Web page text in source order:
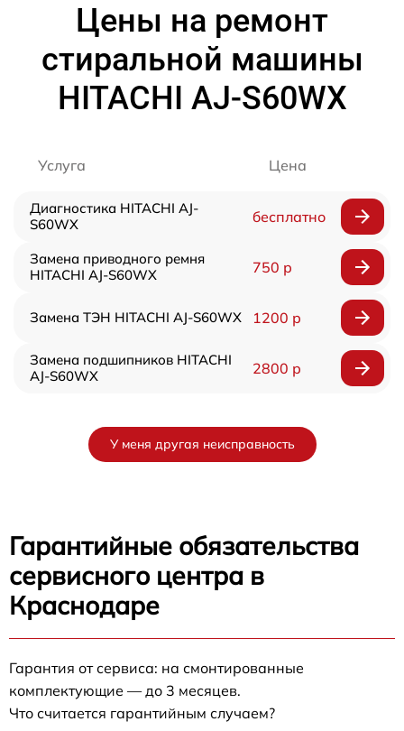
Цены на ремонт
стиральной машины
HITACHI AJ-S60WX
Услуга Цена
Диагностика HITACHI AJ-
S60WX
бесплатно
Замена приводного ремня
HITACHI AJ-S60WX
750 р
Замена ТЭН HITACHI AJ-S60WX 1200 р
Замена подшипников HITACHI
AJ-S60WX
2800 р
У меня другая неисправность
Гарантийные обязательства
сервисного центра в
Краснодаре
Гарантия от сервиса: на смонтированные
комплектующие — до 3 месяцев.
Что считается гарантийным случаем?